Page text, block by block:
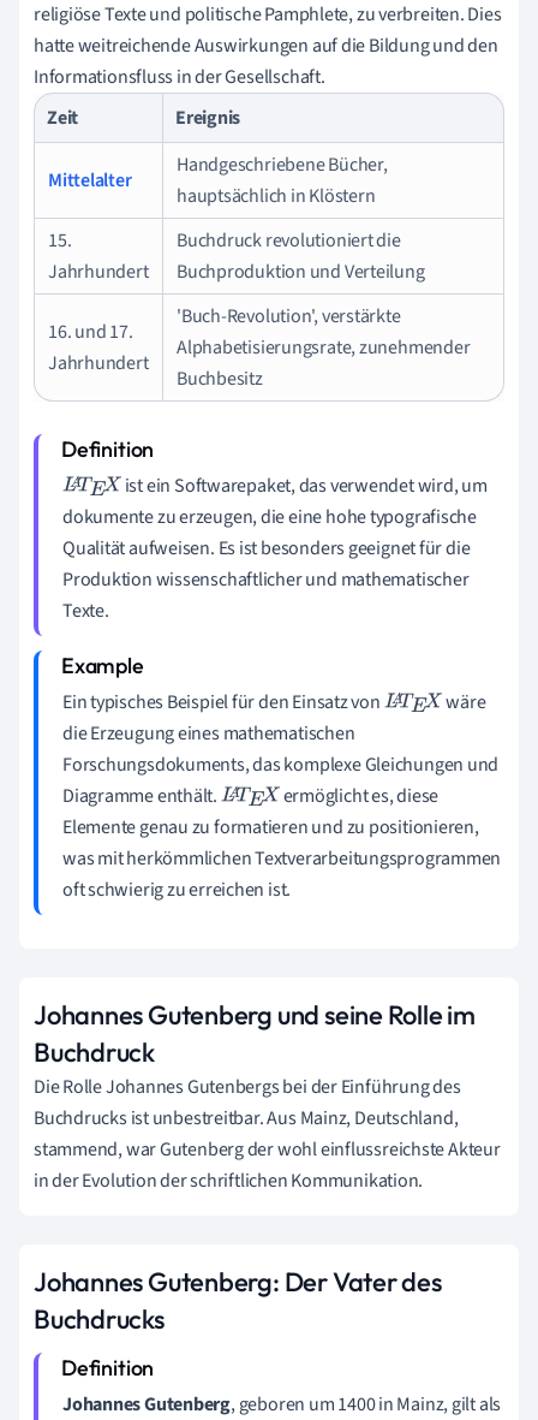
religiöse Texte und politische Pamphlete, zu verbreiten. Dies
hatte weitreichende Auswirkungen auf die Bildung und den
Informationsfluss in der Gesellschaft.
Zeit
Ereignis
Mittelalter
Handgeschriebene Bücher,
hauptsächlich in Klöstern
15.
Jahrhundert
Buchdruck revolutioniert die
Buchproduktion und Verteilung
16. und 17.
Jahrhundert
'Buch-Revolution', verstärkte
Alphabetisierungsrate, zunehmender
Buchbesitz
LATEX ist ein Softwarepaket, das verwendet wird, um
dokumente zu erzeugen, die eine hohe typografische
Qualität aufweisen. Es ist besonders geeignet für die
Produktion wissenschaftlicher und mathematischer
Texte.
Ein typisches Beispiel für den Einsatz vonLATEX wäre
die Erzeugung eines mathematischen
Forschungsdokuments, das komplexe Gleichungen und
Diagramme enthält.LATEX ermöglicht es, diese
Elemente genau zu formatieren und zu positionieren,
was mit herkömmlichen Textverarbeitungsprogrammen
oft schwierig zu erreichen ist.
Johannes Gutenberg und seine Rolle im
Buchdruck
Die Rolle Johannes Gutenbergs bei der Einführung des
Buchdrucks ist unbestreitbar. Aus Mainz, Deutschland,
stammend, war Gutenberg der wohl einflussreichste Akteur
in der Evolution der schriftlichen Kommunikation.
Johannes Gutenberg: Der Vater des
Buchdrucks
Johannes Gutenberg, geboren um 1400 in Mainz, gilt als